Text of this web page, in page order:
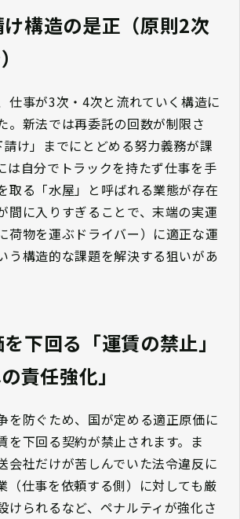
構造の是正（原則2次
仕事が3次・4次と流れていく構造に
。新法では再委託の回数が制限さ
け」までにとどめる努力義務が課
は自分でトラックを持たず仕事を手
取る「水屋」と呼ばれる業態が存在
間に入りすぎることで、末端の実運
荷物を運ぶドライバー）に適正な運
う構造的な課題を解決する狙いがあ
下回る「運賃の禁止」
責任強化」
を防ぐため、国が定める適正原価に
を下回る契約が禁止されます。ま
会社だけが苦しんでいた法令違反に
（仕事を依頼する側）に対しても厳
けられるなど、ペナルティが強化さ